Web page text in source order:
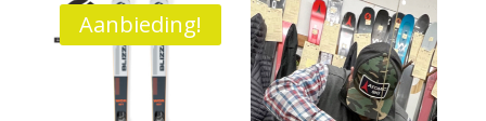
Aanbieding!